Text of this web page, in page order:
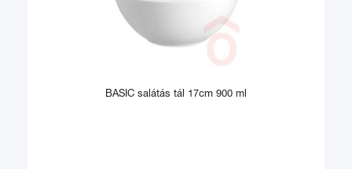
BASIC salátás tál 17cm 900 ml